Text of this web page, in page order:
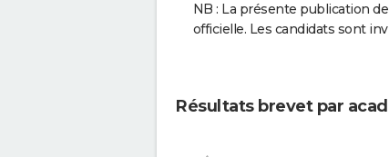
NB : La présente publication
officielle. Les candidats sont
Résultats brevet par